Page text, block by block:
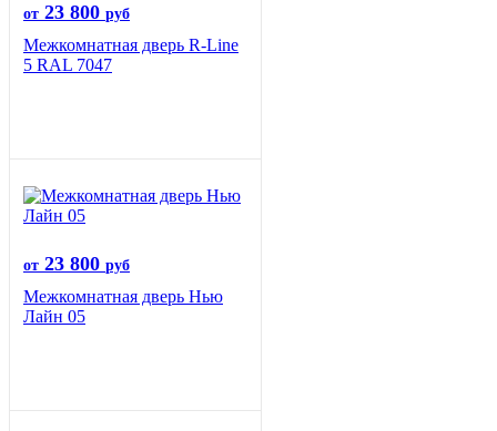
от 23 800 руб
Межкомнатная дверь R-Line
5 RAL 7047
от 23 800 руб
Межкомнатная дверь Нью
Лайн 05